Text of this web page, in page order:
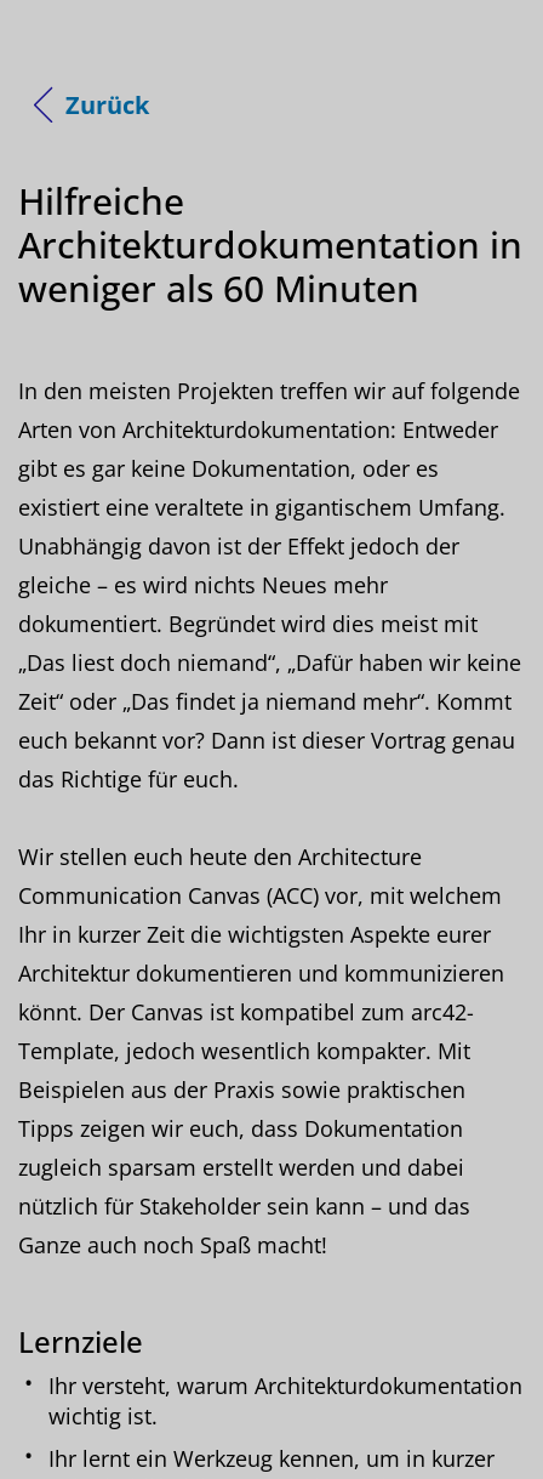
Zurück
Hilfreiche
Architekturdokumentation in
weniger als 60 Minuten
In den meisten Projekten treffen wir auf folgende
Arten von Architekturdokumentation: Entweder
gibt es gar keine Dokumentation, oder es
existiert eine veraltete in gigantischem Umfang.
Unabhängig davon ist der Effekt jedoch der
gleiche – es wird nichts Neues mehr
dokumentiert. Begründet wird dies meist mit
„Das liest doch niemand“, „Dafür haben wir keine
Zeit“ oder „Das findet ja niemand mehr“. Kommt
euch bekannt vor? Dann ist dieser Vortrag genau
das Richtige für euch.
Wir stellen euch heute den Architecture
Communication Canvas (ACC) vor, mit welchem
Ihr in kurzer Zeit die wichtigsten Aspekte eurer
Architektur dokumentieren und kommunizieren
könnt. Der Canvas ist kompatibel zum arc42-
Template, jedoch wesentlich kompakter. Mit
Beispielen aus der Praxis sowie praktischen
Tipps zeigen wir euch, dass Dokumentation
zugleich sparsam erstellt werden und dabei
nützlich für Stakeholder sein kann – und das
Ganze auch noch Spaß macht!
Lernziele
Ihr versteht, warum Architekturdokumentation
wichtig ist.
Ihr lernt ein Werkzeug kennen, um in kurzer